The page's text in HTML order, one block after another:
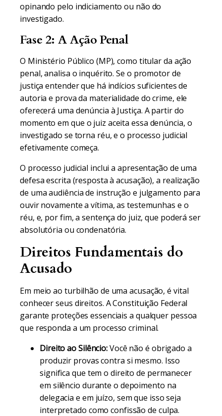
opinando pelo indiciamento ou não do
investigado.
Fase 2: A Ação Penal
O Ministério Público (MP), como titular da ação
penal, analisa o inquérito. Se o promotor de
justiça entender que há indícios suficientes de
autoria e prova da materialidade do crime, ele
oferecerá uma denúncia à Justiça. A partir do
momento em que o juiz aceita essa denúncia, o
investigado se torna réu, e o processo judicial
efetivamente começa.
O processo judicial inclui a apresentação de uma
defesa escrita (resposta à acusação), a realização
de uma audiência de instrução e julgamento para
ouvir novamente a vítima, as testemunhas e o
réu, e, por fim, a sentença do juiz, que poderá ser
absolutória ou condenatória.
Direitos Fundamentais do
Acusado
Em meio ao turbilhão de uma acusação, é vital
conhecer seus direitos. A Constituição Federal
garante proteções essenciais a qualquer pessoa
que responda a um processo criminal.
Direito ao Silêncio:Você não é obrigado a
produzir provas contra si mesmo. Isso
significa que tem o direito de permanecer
em silêncio durante o depoimento na
delegacia e em juízo, sem que isso seja
interpretado como confissão de culpa.